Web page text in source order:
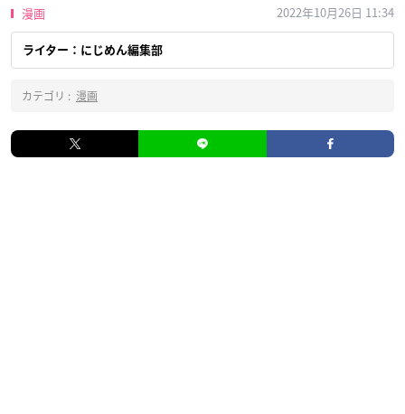
漫画 2022年10月26日 11:34
ライター：にじめん編集部
カテゴリ : 漫画